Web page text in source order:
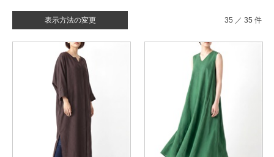
表示方法の変更 35 ／ 35 件